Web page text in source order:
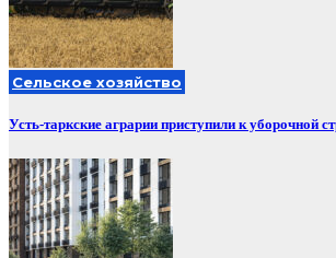
Сельское хозяйство
Усть-таркские аграрии приступили к уборочной